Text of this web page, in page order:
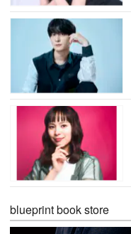
blueprint book store